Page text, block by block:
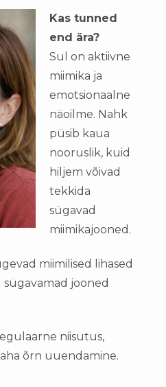
Kas tunned
end ära?
Sul on aktiivne
miimika ja
emotsionaalne
näoilme. Nahk
püsib kaua
nooruslik, kuid
hiljem võivad
tekkida
sügavad
miimikajooned.
miimilised lihased
jooned
niisutus,
õrn uuendamine.